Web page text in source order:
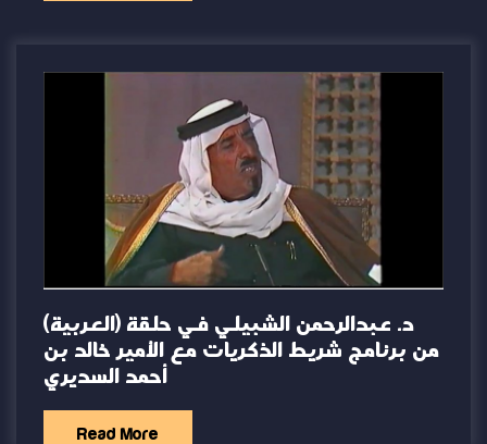
(العربية) د. عبدالرحمن الشبيلي في حلقة
من برنامج شريط الذكريات مع الأمير خالد بن
أحمد السديري
Read More